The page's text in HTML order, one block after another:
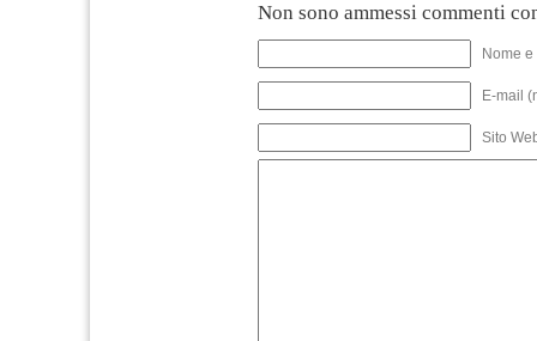
Non sono ammessi commenti
Nome
E-mail
Sito